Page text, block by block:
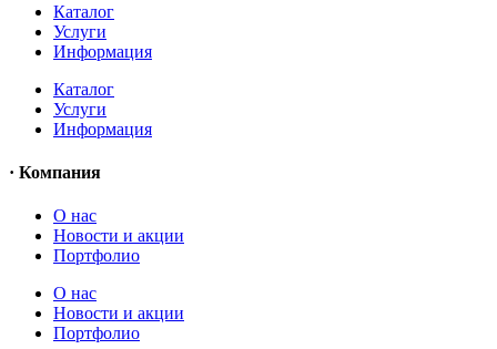
Каталог
Услуги
Информация
Каталог
Услуги
Информация
· Компания
O нас
Новости и акции
Портфолио
O нас
Новости и акции
Портфолио